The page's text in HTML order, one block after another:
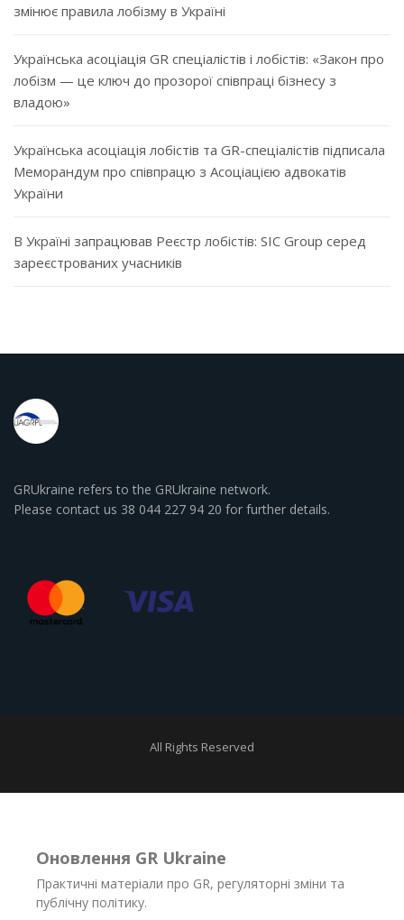
змінює правила лобізму в Україні
Українська асоціація GR спеціалістів і лобістів: «Закон про
лобізм — це ключ до прозорої співпраці бізнесу з
владою»
Українська асоціація лобістів та GR-спеціалістів підписала
Меморандум про співпрацю з Асоціацією адвокатів
України
В Україні запрацював Реєстр лобістів: SIC Group серед
зареєстрованих учасників
GRUkraine refers to the GRUkraine network.
Please contact us 38 044 227 94 20 for further details.
All Rights Reserved